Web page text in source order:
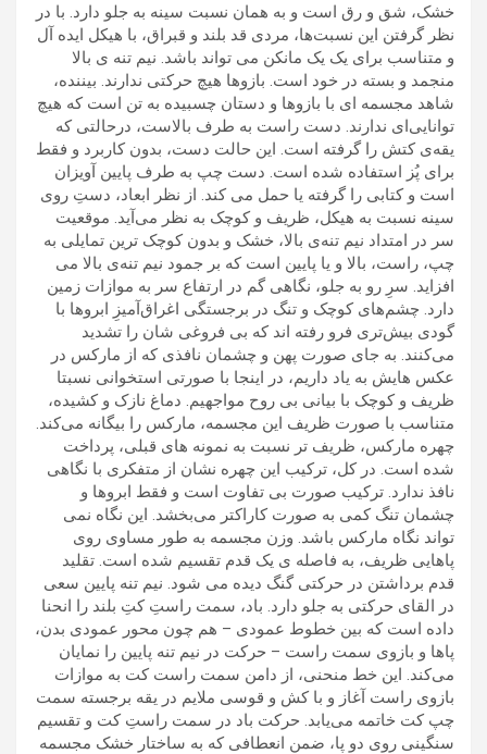
خشک، شق و رق است و به همان نسبت سینه به جلو دارد. با در
نظر گرفتن این نسبت‌ها، مردی قد بلند و قبراق، با هیکل ایده‌ آل
و متناسب برای یک یک مانکن می تواند باشد. نیم تنه ی بالا
منجمد و بسته در خود است. بازوها هیچ حرکتی ندارند. بیننده،
شاهد مجسمه ای با بازوها و دستان چسبیده به تن است که هیچ
توانایی‌ای ندارند. دست راست به طرف بالاست، درحالتی که
یقه‌ی کتش را گرفته است. این حالت دست، بدون کاربرد و فقط
برای پُز استفاده شده است. دست چپ به طرف پایین آویزان
است و کتابی را گرفته یا حمل می کند. از نظر ابعاد، دستِ روی
سینه نسبت به هیکل، ظریف و کوچک به نظر می‌آید. موقعیت
سر در امتداد نیم تنه‌ی بالا، خشک و بدون کوچک ترین تمایلی به
چپ، راست، بالا و یا پایین است که بر جمود نیم تنه‌ی بالا می
افزاید. سرِ رو به جلو، نگاهی گم در ارتفاع سر به موازات زمین
دارد. چشم‌های کوچک و تنگ در برجستگی اغراق‌آمیزِ ابروها با
گودی بیش‌تری فرو رفته اند که بی فروغی شان را تشدید
می‌کنند. به جای صورت پهن و چشمان نافذی که از مارکس در
عکس هایش به یاد داریم، در اینجا با صورتی استخوانی نسبتا
ظریف و کوچک با بیانی بی روح مواجهیم. دماغ نازک و کشیده،
متناسب با صورت ظریف این مجسمه، مارکس را بیگانه می‌کند.
چهره مارکس، ظریف تر نسبت به نمونه های قبلی، پرداخت
شده است. در کل، ترکیب این چهره نشان از متفکری با نگاهی
نافذ ندارد. ترکیب صورت بی تفاوت است و فقط ابروها و
چشمان تنگ کمی به صورت کاراکتر می‌بخشد. این نگاه نمی
تواند نگاه مارکس باشد. وزن مجسمه به طور مساوی روی ‌
پاهایی ظریف، به‌ فاصله ی یک قدم تقسیم شده است. تقلید
قدم برداشتن در حرکتی گنگ دیده می شود. نیم تنه پایین سعی
در القای حرکتی به جلو دارد. باد، سمت راستِ کتِ بلند را انحنا
داده است که بین خطوط عمودی – هم چون محور عمودی بدن،
پاها و بازوی سمت راست – حرکت در نیم تنه پایین را نمایان
می‌کند. این خط منحنی، از دامن سمت راست کت به موازات
بازوی راست آغاز و با کش و قوسی ملایم در یقه برجسته سمت
چپ کت خاتمه می‌یابد. حرکت باد در سمت راستِ کت و تقسیم
سنگینی روی دو پا، ضمن انعطافی که به ساختار خشک مجسمه